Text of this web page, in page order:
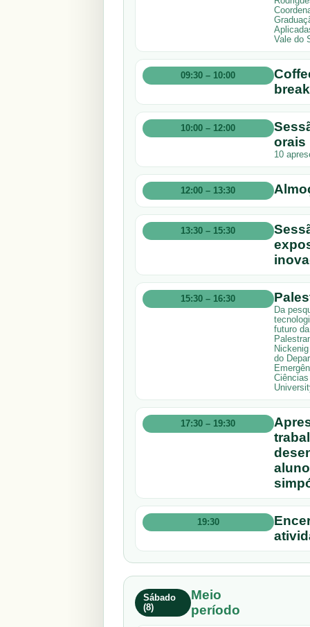
Vale do
09:30 – 10:00
break
10:00 – 12:00
orais
10
12:00 – 13:30
13:30 – 15:30
15:30 – 16:30
Da
futuro
do
17:30 – 19:30
19:30
Sábado
(8)
Meio
período